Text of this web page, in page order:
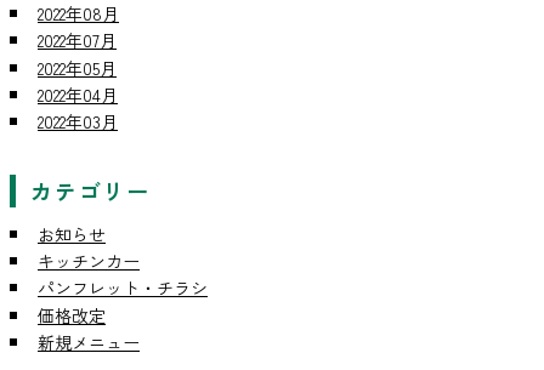
2022年08月
2022年07月
2022年05月
2022年04月
2022年03月
カテゴリー
お知らせ
キッチンカー
パンフレット・チラシ
価格改定
新規メニュー